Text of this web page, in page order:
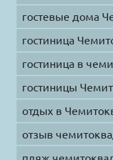
гостевые дома
гостиница
гостиница в
гостиницы
отдых в
отзыв
пляж